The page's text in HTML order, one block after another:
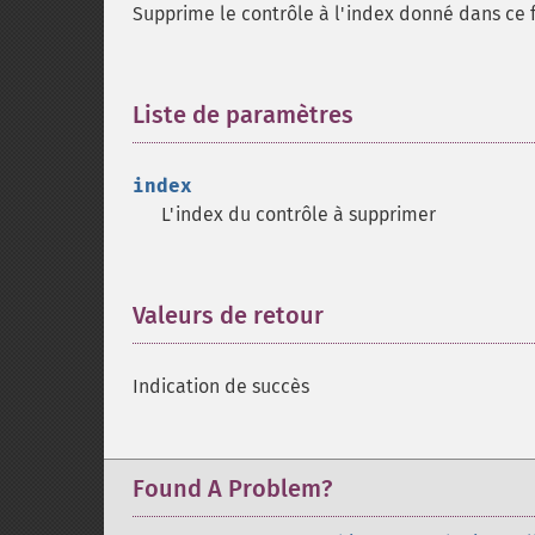
Supprime le contrôle à l'index donné dans ce
Liste de paramètres
index
L'index du contrôle à supprimer
Valeurs de retour
Indication de succès
Found A Problem?